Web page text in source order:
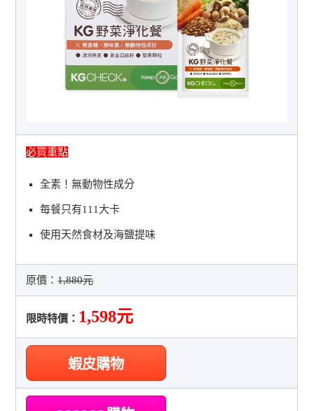
必買重點
全素！無動物性成分
每餐只有111大卡
使用天然食材及海鹽提味
原價：1,880元
限時特價： 1,598元
蝦皮購物